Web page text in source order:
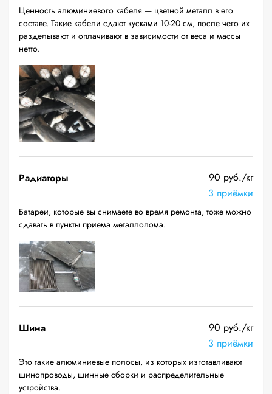
Ценность алюминиевого кабеля — цветной металл в его
составе. Такие кабели сдают кусками 10-20 см, после чего их
разделывают и оплачивают в зависимости от веса и массы
нетто.
Радиаторы
90 руб./кг
3 приёмки
Батареи, которые вы снимаете во время ремонта, тоже можно
сдавать в пункты приема металлолома.
Шина
90 руб./кг
3 приёмки
Это такие алюминиевые полосы, из которых изготавливают
шинопроводы, шинные сборки и распределительные
устройства.